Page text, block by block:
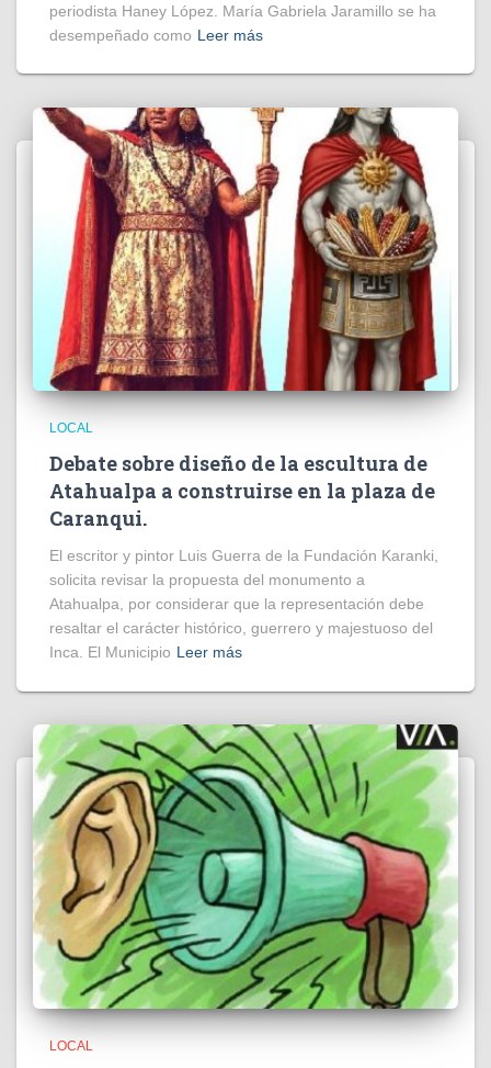
periodista Haney López. María Gabriela Jaramillo se ha
desempeñado como Leer más
LOCAL
Debate sobre diseño de la escultura de
Atahualpa a construirse en la plaza de
Caranqui.
El escritor y pintor Luis Guerra de la Fundación Karanki,
solicita revisar la propuesta del monumento a
Atahualpa, por considerar que la representación debe
resaltar el carácter histórico, guerrero y majestuoso del
Inca. El Municipio Leer más
LOCAL